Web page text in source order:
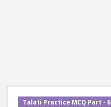
Talati Practice MCQ Part - 6